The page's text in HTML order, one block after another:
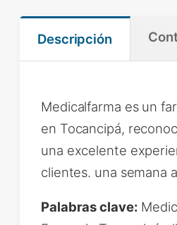
Descripción
Medicalfarma es un
en Tocancipá,
una excelente
clientes. una semana
Palabras clave: